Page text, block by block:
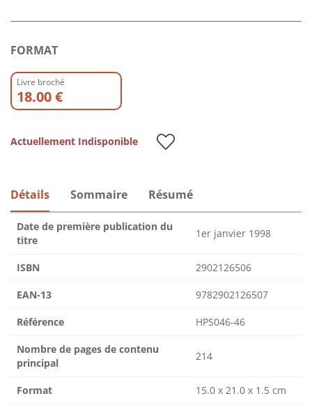
FORMAT
Livre broché
18.00 €
Actuellement Indisponible
Détails Sommaire Résumé
Date de première publication du
titre
1er janvier 1998
ISBN 2902126506
EAN-13 9782902126507
Référence HPS046-46
Nombre de pages de contenu
principal
214
Format 15.0 x 21.0 x 1.5 cm